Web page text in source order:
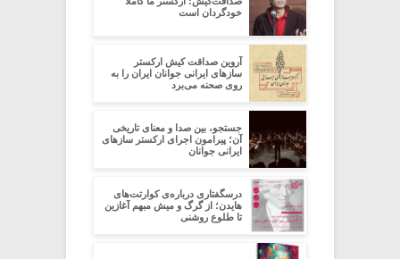
خودگردان است
آروین صداقت کیش ارکستر
سازهای ایرانی جوانان ایران را به
روی صحنه می‌برد
جستجو، بین صدا و معنای تاریخی
آن؛ پیرامون اجرای ارکستر سازهای
ایرانی جوانان
درسگفتاری درباره‌ی کوارتت‌های
هایدن؛ از گرگ‌ و‌ میش مبهم آغازین
تا طلوع روشنی